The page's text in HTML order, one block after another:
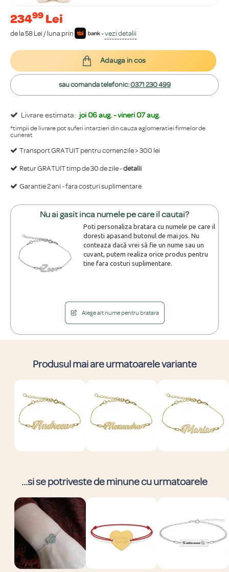
Livrare estimata: joi 06 aug. - vineri 07 aug.
*timpii de livrare pot suferi intarzieri din cauza aglomeratiei firmelor de
curierat
Transport GRATUIT pentru comenzile > 300 lei
Retur GRATUIT timp de 30 de zile -detalii
Garantie 2 ani - fara costuri suplimentare
23499 Lei
de la 58 Lei / luna prin -vezi detalii
Adauga in cos
sau comanda telefonic:0371 230 499
Nu ai gasit inca numele pe care il cautai?
Poti personaliza bratara cu numele pe care il
doresti apasand butonul de mai jos. Nu
conteaza dacă vrei să fie un nume sau un
cuvant, putem realiza orice produs pentru
tine fara costuri suplimentare.
Alege alt nume pentru bratara
Produsul mai are urmatoarele variante
...si se potriveste de minune cu urmatoarele